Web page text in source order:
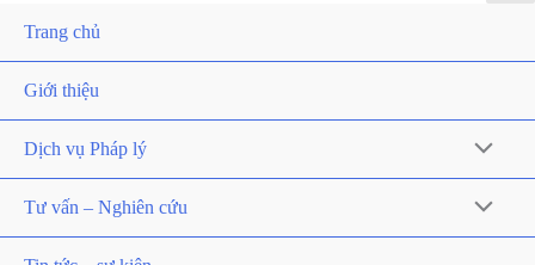
Trang chủ
Giới thiệu
Dịch vụ Pháp lý
Tư vấn – Nghiên cứu